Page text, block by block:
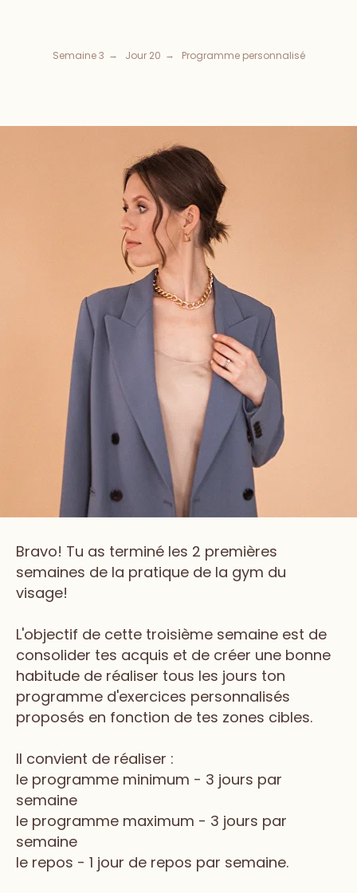
Semaine 3 → Jour 20 → Programme personnalisé
Bravo! Tu as terminé les 2 premières
semaines de la pratique de la gym du
visage!
L'objectif de cette troisième semaine est de
consolider tes acquis et de créer une bonne
habitude de réaliser tous les jours ton
programme d'exercices personnalisés
proposés en fonction de tes zones cibles.
Il convient de réaliser :
le programme minimum - 3 jours par
semaine
le programme maximum - 3 jours par
semaine
le repos - 1 jour de repos par semaine.